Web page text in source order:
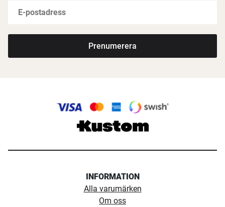
Prenumerera
INFORMATION
Alla varumärken
Om oss